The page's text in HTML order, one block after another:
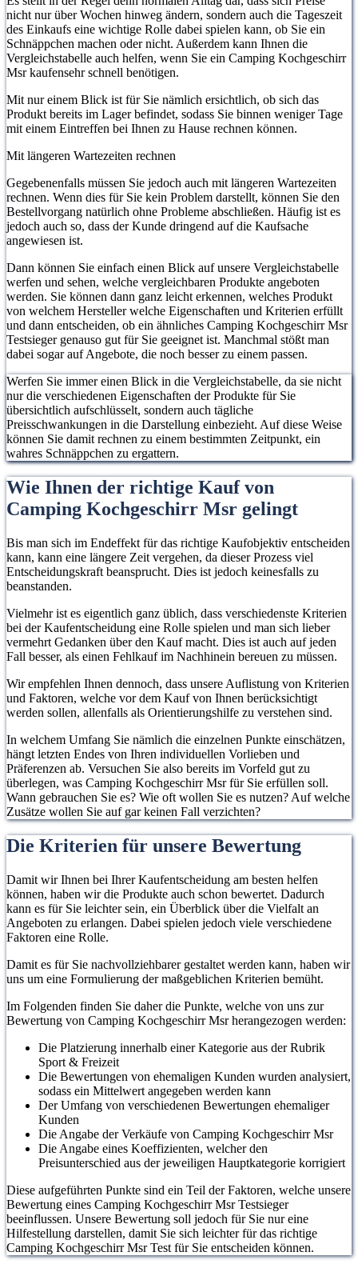
nicht nur über Wochen hinweg ändern, sondern auch die Tageszeit
des Einkaufs eine wichtige Rolle dabei spielen kann, ob Sie ein
Schnäppchen machen oder nicht. Außerdem kann Ihnen die
Vergleichstabelle auch helfen, wenn Sie ein Camping Kochgeschirr
Msr kaufensehr schnell benötigen.
Mit nur einem Blick ist für Sie nämlich ersichtlich, ob sich das
Produkt bereits im Lager befindet, sodass Sie binnen weniger Tage
mit einem Eintreffen bei Ihnen zu Hause rechnen können.
Mit längeren Wartezeiten rechnen
Gegebenenfalls müssen Sie jedoch auch mit längeren Wartezeiten
rechnen. Wenn dies für Sie kein Problem darstellt, können Sie den
Bestellvorgang natürlich ohne Probleme abschließen. Häufig ist es
jedoch auch so, dass der Kunde dringend auf die Kaufsache
angewiesen ist.
Dann können Sie einfach einen Blick auf unsere Vergleichstabelle
werfen und sehen, welche vergleichbaren Produkte angeboten
werden. Sie können dann ganz leicht erkennen, welches Produkt
von welchem Hersteller welche Eigenschaften und Kriterien erfüllt
und dann entscheiden, ob ein ähnliches Camping Kochgeschirr Msr
Testsieger genauso gut für Sie geeignet ist. Manchmal stößt man
dabei sogar auf Angebote, die noch besser zu einem passen.
Werfen Sie immer einen Blick in die Vergleichstabelle, da sie nicht
nur die verschiedenen Eigenschaften der Produkte für Sie
übersichtlich aufschlüsselt, sondern auch tägliche
Preisschwankungen in die Darstellung einbezieht. Auf diese Weise
können Sie damit rechnen zu einem bestimmten Zeitpunkt, ein
wahres Schnäppchen zu ergattern.
Wie Ihnen der richtige Kauf von
Camping Kochgeschirr Msr gelingt
Bis man sich im Endeffekt für das richtige Kaufobjektiv entscheiden
kann, kann eine längere Zeit vergehen, da dieser Prozess viel
Entscheidungskraft beansprucht. Dies ist jedoch keinesfalls zu
beanstanden.
Vielmehr ist es eigentlich ganz üblich, dass verschiedenste Kriterien
bei der Kaufentscheidung eine Rolle spielen und man sich lieber
vermehrt Gedanken über den Kauf macht. Dies ist auch auf jeden
Fall besser, als einen Fehlkauf im Nachhinein bereuen zu müssen.
Wir empfehlen Ihnen dennoch, dass unsere Auflistung von Kriterien
und Faktoren, welche vor dem Kauf von Ihnen berücksichtigt
werden sollen, allenfalls als Orientierungshilfe zu verstehen sind.
In welchem Umfang Sie nämlich die einzelnen Punkte einschätzen,
hängt letzten Endes von Ihren individuellen Vorlieben und
Präferenzen ab. Versuchen Sie also bereits im Vorfeld gut zu
überlegen, was Camping Kochgeschirr Msr für Sie erfüllen soll.
Wann gebrauchen Sie es? Wie oft wollen Sie es nutzen? Auf welche
Zusätze wollen Sie auf gar keinen Fall verzichten?
Die Kriterien für unsere Bewertung
Damit wir Ihnen bei Ihrer Kaufentscheidung am besten helfen
können, haben wir die Produkte auch schon bewertet. Dadurch
kann es für Sie leichter sein, ein Überblick über die Vielfalt an
Angeboten zu erlangen. Dabei spielen jedoch viele verschiedene
Faktoren eine Rolle.
Damit es für Sie nachvollziehbarer gestaltet werden kann, haben wir
uns um eine Formulierung der maßgeblichen Kriterien bemüht.
Im Folgenden finden Sie daher die Punkte, welche von uns zur
Bewertung von Camping Kochgeschirr Msr herangezogen werden:
Die Platzierung innerhalb einer Kategorie aus der Rubrik
Sport & Freizeit
Die Bewertungen von ehemaligen Kunden wurden analysiert,
sodass ein Mittelwert angegeben werden kann
Der Umfang von verschiedenen Bewertungen ehemaliger
Kunden
Die Angabe der Verkäufe von Camping Kochgeschirr Msr
Die Angabe eines Koeffizienten, welcher den
Preisunterschied aus der jeweiligen Hauptkategorie korrigiert
Diese aufgeführten Punkte sind ein Teil der Faktoren, welche unsere
Bewertung eines Camping Kochgeschirr Msr Testsieger
beeinflussen. Unsere Bewertung soll jedoch für Sie nur eine
Hilfestellung darstellen, damit Sie sich leichter für das richtige
Camping Kochgeschirr Msr Test für Sie entscheiden können.